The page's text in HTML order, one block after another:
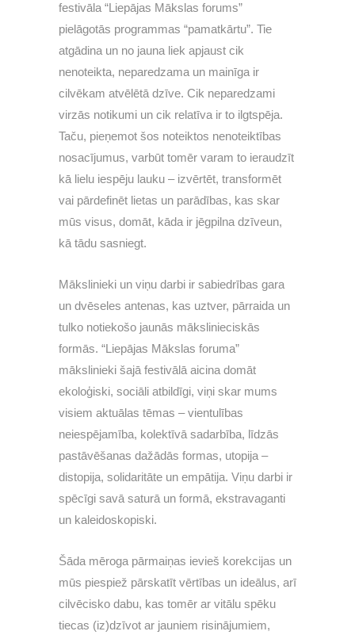
festivāla “Liepājas Mākslas forums”
pielāgotās programmas “pamatkārtu”. Tie
atgādina un no jauna liek apjaust cik
nenoteikta, neparedzama un mainīga ir
cilvēkam atvēlētā dzīve. Cik neparedzami
virzās notikumi un cik relatīva ir to ilgtspēja.
Taču, pieņemot šos noteiktos nenoteiktības
nosacījumus, varbūt tomēr varam to ieraudzīt
kā lielu iespēju lauku – izvērtēt, transformēt
vai pārdefinēt lietas un parādības, kas skar
mūs visus, domāt, kāda ir jēgpilna dzīveun,
kā tādu sasniegt.
Mākslinieki un viņu darbi ir sabiedrības gara
un dvēseles antenas, kas uztver, pārraida un
tulko notiekošo jaunās mākslinieciskās
formās. “Liepājas Mākslas foruma”
mākslinieki šajā festivālā aicina domāt
ekoloģiski, sociāli atbildīgi, viņi skar mums
visiem aktuālas tēmas – vientulības
neiespējamība, kolektīvā sadarbība, līdzās
pastāvēšanas dažādās formas, utopija –
distopija, solidaritāte un empātija. Viņu darbi ir
spēcīgi savā saturā un formā, ekstravaganti
un kaleidoskopiski.
Šāda mēroga pārmaiņas ievieš korekcijas un
mūs piespiež pārskatīt vērtības un ideālus, arī
cilvēcisko dabu, kas tomēr ar vitālu spēku
tiecas (iz)dzīvot ar jauniem risinājumiem,